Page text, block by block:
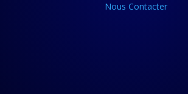
Nous Contacter